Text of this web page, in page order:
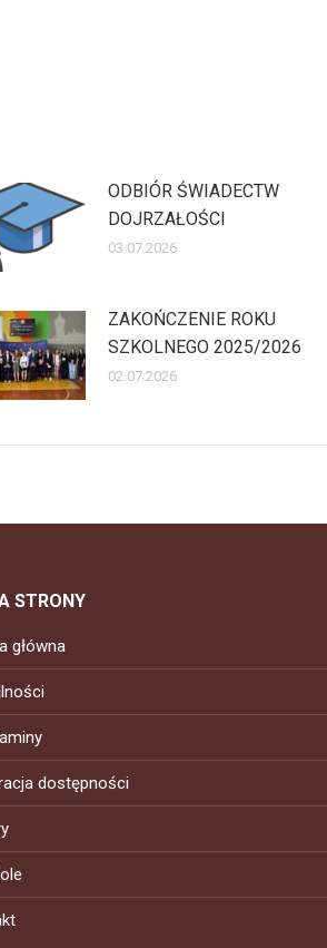
ODBIÓR ŚWIADECTW
DOJRZAŁOŚCI
03.07.2026
ZAKOŃCZENIE ROKU
SZKOLNEGO 2025/2026
02.07.2026
STRONY
główna
dostępności